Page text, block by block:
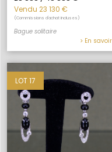
Vendu 23 130 €
(Commissions d'achat incluses)
Bague solitaire
> En
LOT 17